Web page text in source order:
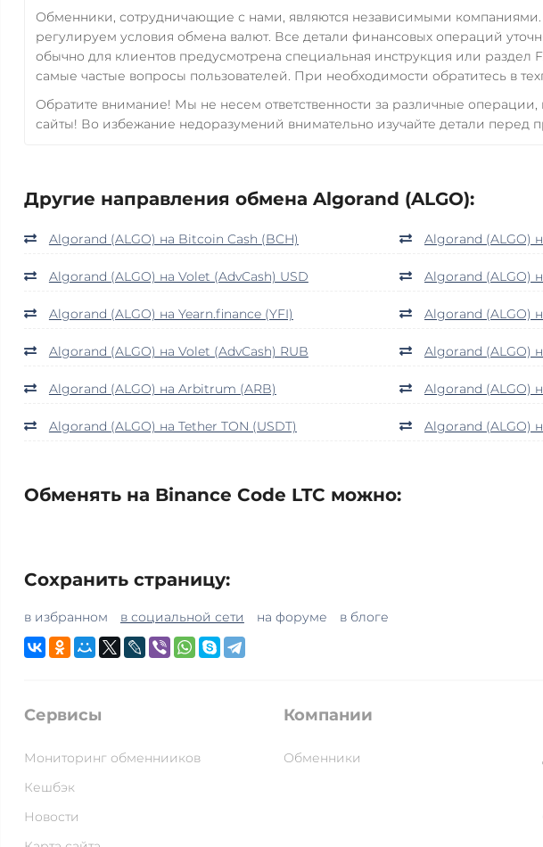
Обменники, сотрудничающие с нами, являются независимыми
регулируем условия обмена валют. Все детали финансовых операций
обычно для клиентов предусмотрена специальная инструкция или раздел
самые частые вопросы пользователей. При необходимости обратитесь в
Обратите внимание! Мы не несем ответственности за различные
сайты! Во избежание недоразумений внимательно изучайте детали перед
Другие направления обмена Algorand (ALGO):
Algorand (ALGO) на Bitcoin Cash (BCH) Algorand (ALGO)
Algorand (ALGO) на Volet (AdvCash) USD Algorand (ALGO)
Algorand (ALGO) на Yearn.finance (YFI) Algorand (ALGO)
Algorand (ALGO) на Volet (AdvCash) RUB Algorand (ALGO)
Algorand (ALGO) на Arbitrum (ARB) Algorand (ALGO)
Algorand (ALGO) на Tether TON (USDT) Algorand (ALGO)
Обменять на Binance Code LTC можно:
Сохранить страницу:
в избранном в социальной сети на форуме в блоге
Сервисы
Мониторинг обменнииков
Кешбэк
Новости
Компании
Обменники